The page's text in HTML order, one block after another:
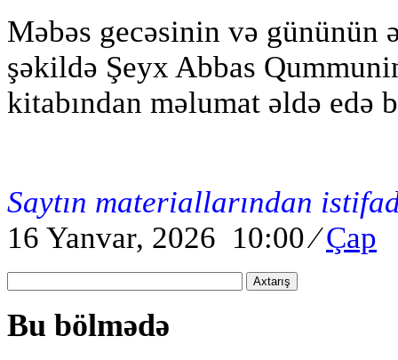
Məbəs gecəsinin və gününün
şəkildə Şeyx Abbas
kitabından məlumat əldə edə
Saytın materiallarından
16 Yanvar, 2026 10:00⁄ Çap
Axtarış
Bu bölmədə